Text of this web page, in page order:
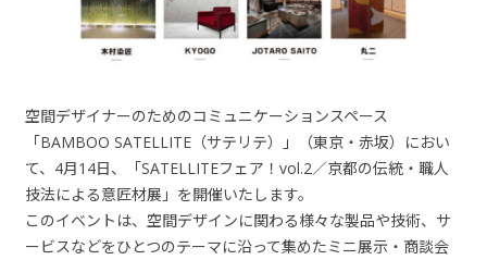
空間デザイナーのためのコミュニケーションスペース
「BAMBOO SATELLITE（サテリテ）」（東京・赤坂）におい
て、4月14日、「SATELLITEフェア！vol.2／京都の伝統・職人
技法による意匠材展」を開催いたします。
このイベントは、空間デザインに関わる様々な製品や技術、サ
ービスなどをひとつのテーマに沿って集めたミニ展示・商談会